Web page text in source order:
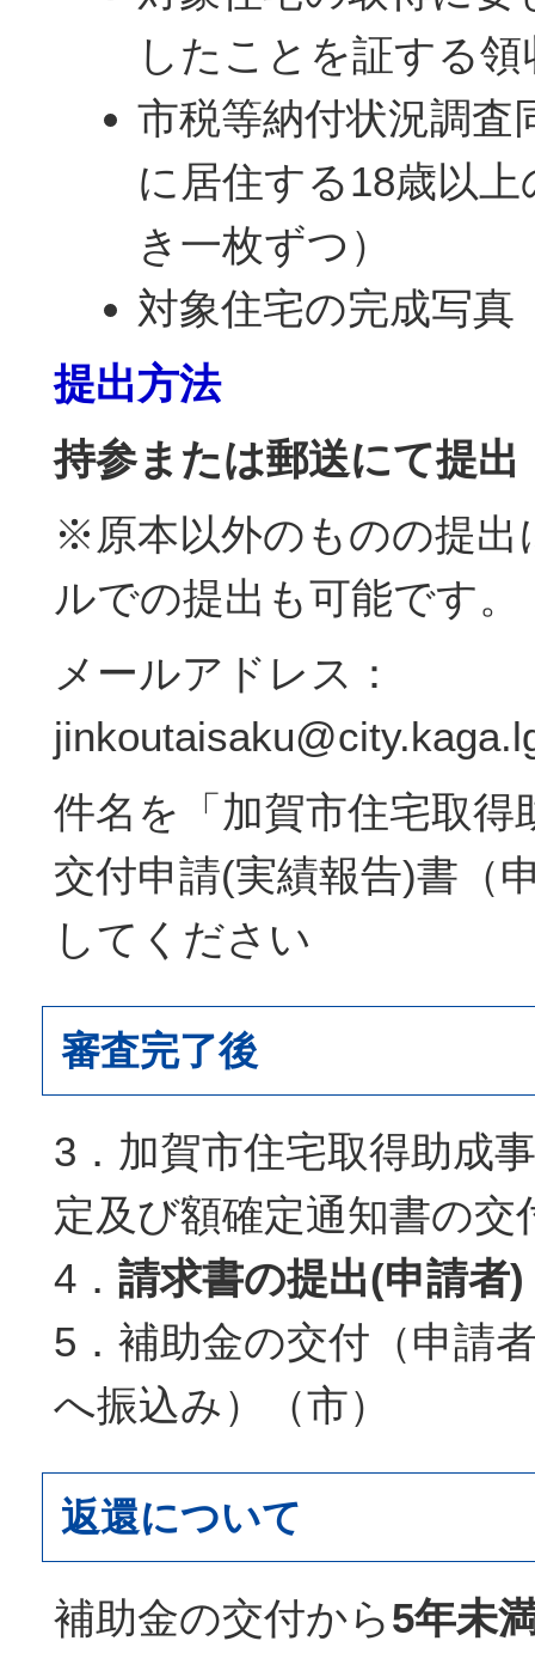
したことを証する
市税等納付状況調査
に居住する18歳以
き一枚ずつ）
対象住宅の完成写真
提出方法
持参または郵送にて提出
※原本以外のものの提出
ルでの提出も可能です。
メールアドレス：
件名を「加賀市住宅取得
交付申請(実績報告)書（
してください
審査完了後
3．加賀市住宅取得助成
定及び額確定通知書の交
4． 請求書の提出(申請者)
5．補助金の交付（申請
へ振込み）（市）
返還について
補助金の交付から5年未